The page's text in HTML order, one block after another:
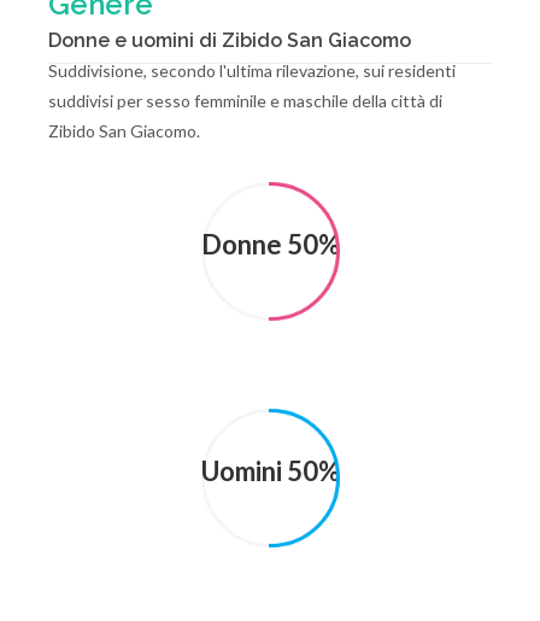
Donne e uomini di Zibido San Giacomo
Suddivisione, secondo l'ultima rilevazione, sui residenti
suddivisi per sesso femminile e maschile della città di
Zibido San Giacomo.
Donne 50%
Uomini 50%